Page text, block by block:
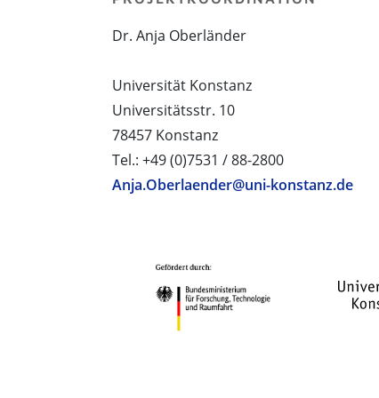
Dr. Anja Oberländer
Universität Konstanz
Universitätsstr. 10
78457 Konstanz
Tel.: +49 (0)7531 / 88-2800
Anja.Oberlaender@uni-konstanz.de